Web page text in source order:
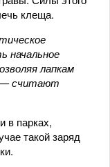
клеща.
начальное
лапкам
— считают
в парках,
такой заряд